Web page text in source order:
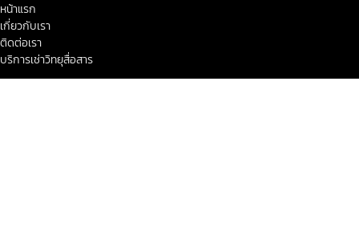
หน้าแรก
เกี่ยวกับเรา
ติดต่อเรา
บริการเช่าวิทยุสื่อสาร